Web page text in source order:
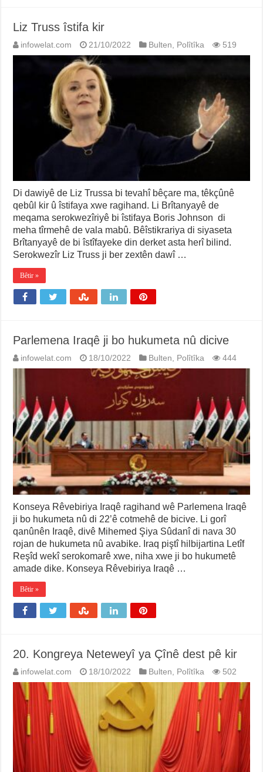
Liz Truss îstifa kir
infowelat.com 21/10/2022 Bulten Polîtîka 519
Di dawiyê de Liz Trussa bi tevahî bêçare ma, têkçûnê
qebûl kir û îstifaya xwe ragihand. Li Brîtanyayê de
meqama serokwezîriyê bi îstifaya Boris Johnson di
meha tîrmehê de vala mabû. Bêîstikrariya di siyaseta
Brîtanyayê de bi îstîfayeke din derket asta herî bilind.
Serokwezîr Liz Truss ji ber zextên dawî …
Bêtir »
Parlemena Iraqê ji bo hukumeta nû dicive
infowelat.com 18/10/2022 Bulten, Polîtîka 444
Konseya Rêvebiriya Iraqê ragihand wê Parlemena Iraqê
ji bo hukumeta nû di 22’ê cotmehê de bicive. Li gorî
qanûnên Iraqê, divê Mihemed Şiya Sûdanî di nava 30
rojan de hukumeta nû avabike. Iraq piştî hilbijartina Letîf
Reşîd wekî serokomarê xwe, niha xwe ji bo hukumetê
amade dike. Konseya Rêvebiriya Iraqê …
Bêtir »
20. Kongreya Neteweyî ya Çînê dest pê kir
infowelat.com 18/10/2022 Bulten, Polîtîka 502